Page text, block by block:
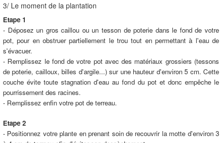
3/ Le moment de la plantation
Etape 1
- Déposez un gros caillou ou un tesson de poterie dans le fond de votre
pot, pour en obstruer partiellement le trou tout en permettant à l'eau de
s'évacuer.
- Remplissez le fond de votre pot avec des matériaux grossiers (tessons
de poterie, cailloux, billes d'argile...) sur une hauteur d'environ 5 cm. Cette
couche évite toute stagnation d'eau au fond du pot et donc empêche le
pourrissement des racines.
- Remplissez enfin votre pot de terreau.
Etape 2
- Positionnez votre plante en prenant soin de recouvrir la motte d'environ 3